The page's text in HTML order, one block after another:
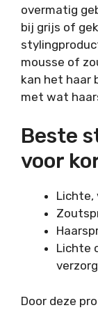
overmatig
bij grijs of
mousse of
kan het haar
met wat
Beste
voor
Lichte,
Lichte
Door deze